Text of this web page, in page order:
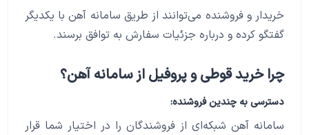
خریدار و فروشنده می‌توانند از طریق سامانه آهن با یکدیگر
گفتگو کرده و درباره جزئیات سفارش به توافق برسند.
چرا خرید قوطی و پروفیل از سامانه آهن؟
دسترسی به چندین فروشنده:
سامانه آهن شبکه‌ای از فروشندگان را در اختیار شما قرار